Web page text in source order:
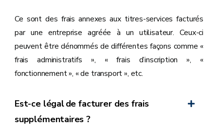
Ce sont des frais annexes aux titres-services facturés
par une entreprise agréée à un utilisateur. Ceux-ci
peuvent être dénommés de différentes façons comme «
frais administratifs », « frais d’inscription », «
fonctionnement », « de transport », etc.
Est-ce légal de facturer des frais
supplémentaires ?